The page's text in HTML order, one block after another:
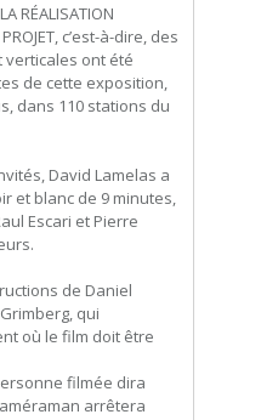
RÉALISATION
PROJET, c’est-à-dire, des
ont été
de cette exposition,
dans 110 stations du
David Lamelas a
et blanc de 9 minutes,
Escari et Pierre
de Daniel
qui
où le film doit être
filmée dira
arrêtera